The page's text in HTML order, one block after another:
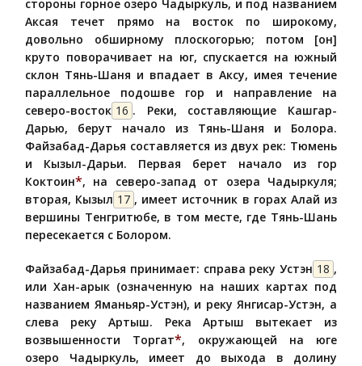
стороны горное озеро Чадыркуль, и под названием
Аксая течет прямо на восток по широкому,
довольно обширному плоскогорью; потом [он]
круто поворачивает на юг, спускается на южный
склон Тянь-Шаня и впадает в Аксу, имея течение
параллельное подошве гор и направление на
северо-восток 16 . Реки, составляющие Кашгар-
Дарью, берут начало из Тянь-Шаня и Болора.
Файзабад-Дарья составляется из двух рек: Тюмень
и Кызыл-Дарьи. Первая берет начало из гор
Коктоин*, на северо-запад от озера Чадыркуля;
вторая, Кызыл 17 , имеет источник в горах Алай из
вершины Тенгритюбе, в том месте, где Тянь-Шань
пересекается с Болором.
Файзабад-Дарья принимает: справа реку Устэн 18 ,
или Хан-арык (означенную на наших картах под
названием Яманьяр-Устэн), и реку Янгисар-Устэн, а
слева реку Артыш. Река Артыш вытекает из
возвышенности Торгат*, окружающей на юге
озеро Чадыркуль, имеет до выхода в долину